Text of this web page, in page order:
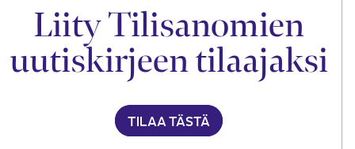
Liity Tilisanomien
uutiskirjeen tilaajaksi
TILAA TÄSTÄ